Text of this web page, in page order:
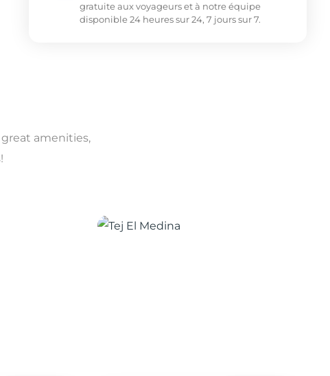
gratuite aux voyageurs et à notre équipe
disponible 24 heures sur 24, 7 jours sur 7.
amenities,